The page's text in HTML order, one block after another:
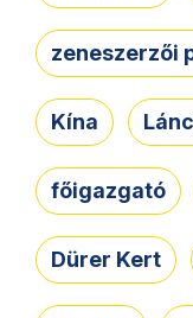
zeneszerzői
Kína
főigazgató
Dürer Kert